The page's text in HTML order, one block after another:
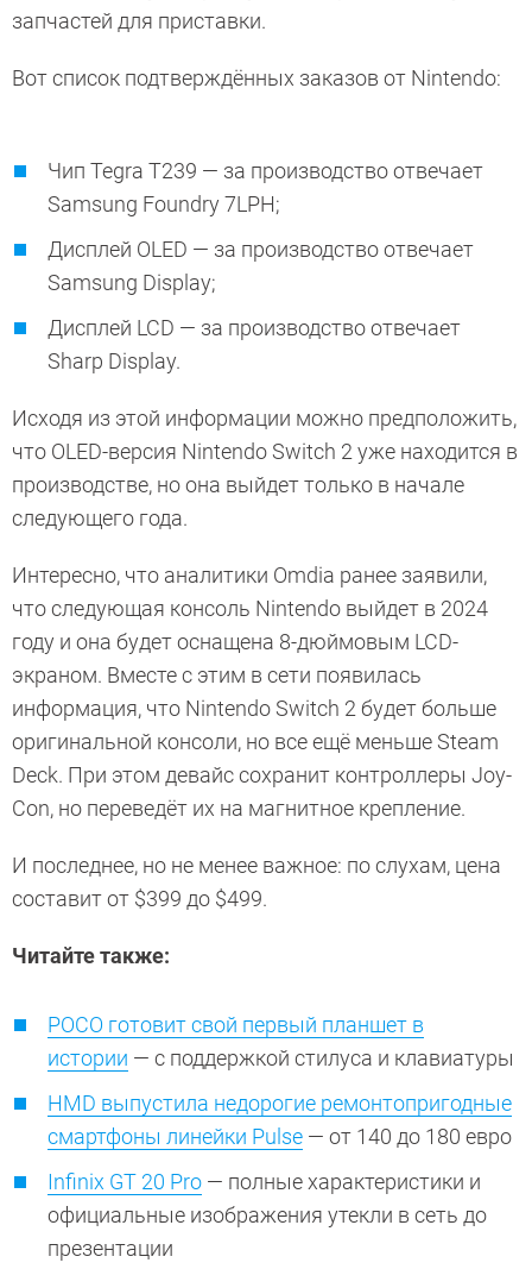
запчастей для приставки.
Вот список подтверждённых заказов от Nintendo:
Чип Tegra T239 — за производство отвечает
Samsung Foundry 7LPH;
Дисплей OLED — за производство отвечает
Samsung Display;
Дисплей LCD — за производство отвечает
Sharp Display.
Исходя из этой информации можно предположить,
что OLED-версия Nintendo Switch 2 уже находится в
производстве, но она выйдет только в начале
следующего года.
Интересно, что аналитики Omdia ранее заявили,
что следующая консоль Nintendo выйдет в 2024
году и она будет оснащена 8-дюймовым LCD-
экраном. Вместе с этим в сети появилась
информация, что Nintendo Switch 2 будет больше
оригинальной консоли, но все ещё меньше Steam
Deck. При этом девайс сохранит контроллеры Joy-
Con, но переведёт их на магнитное крепление.
И последнее, но не менее важное: по слухам, цена
составит от $399 до $499.
Читайте также:
POCO готовит свой первый планшет в
истории — с поддержкой стилуса и клавиатуры
HMD выпустила недорогие ремонтопригодные
смартфоны линейки Pulse — от 140 до 180 евро
Infinix GT 20 Pro — полные характеристики и
официальные изображения утекли в сеть до
презентации